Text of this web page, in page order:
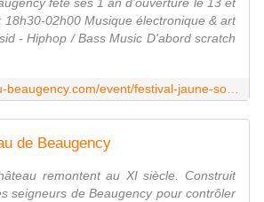
18h30-02h00 Musique électronique & art
- Hiphop / Bass Music D'abord scratch
de Beaugency
remontent au XI siècle. Construit
seigneurs de Beaugency pour contrôler